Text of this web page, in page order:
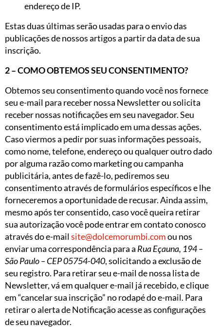
endereço de IP.
Estas duas últimas serão usadas para o envio das
publicações de nossos artigos a partir da data de sua
inscrição.
2 – COMO OBTEMOS SEU CONSENTIMENTO?
Obtemos seu consentimento quando você nos fornece
seu e-mail para receber nossa Newsletter ou solicita
receber nossas notificações em seu navegador. Seu
consentimento está implicado em uma dessas ações.
Caso viermos a pedir por suas informações pessoais,
como nome, telefone, endereço ou qualquer outro dado
por alguma razão como marketing ou campanha
publicitária, antes de fazê-lo, pediremos seu
consentimento através de formulários específicos e lhe
forneceremos a oportunidade de recusar. Ainda assim,
mesmo após ter consentido, caso você queira retirar
sua autorização você pode entrar em contato conosco
através do e-mailsite@dolcemorumbi.comou nos
enviar uma correspondência para a Rua Eçauna, 194 –
São Paulo – CEP 05754-040, solicitando a exclusão de
seu registro. Para retirar seu e-mail de nossa lista de
Newsletter, vá em qualquer e-mail já recebido, e clique
em “cancelar sua inscrição” no rodapé do e-mail. Para
retirar o alerta de Notificação acesse as configurações
de seu navegador.